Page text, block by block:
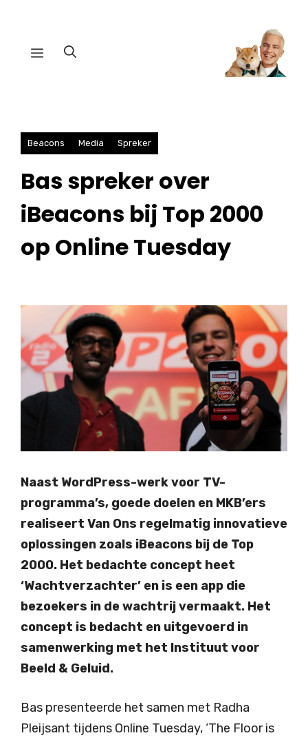
Menu
Beacons Media Spreker
Bas spreker over
iBeacons bij Top 2000
op Online Tuesday
Naast WordPress-werk voor TV-
programma’s, goede doelen en MKB’ers
realiseert Van Ons regelmatig innovatieve
oplossingen zoals iBeacons bij de Top
2000. Het bedachte concept heet
‘Wachtverzachter’ en is een app die
bezoekers in de wachtrij vermaakt. Het
concept is bedacht en uitgevoerd in
samenwerking met het Instituut voor
Beeld & Geluid.
Bas presenteerde het samen met Radha
Pleijsant tijdens Online Tuesday, ‘The Floor is